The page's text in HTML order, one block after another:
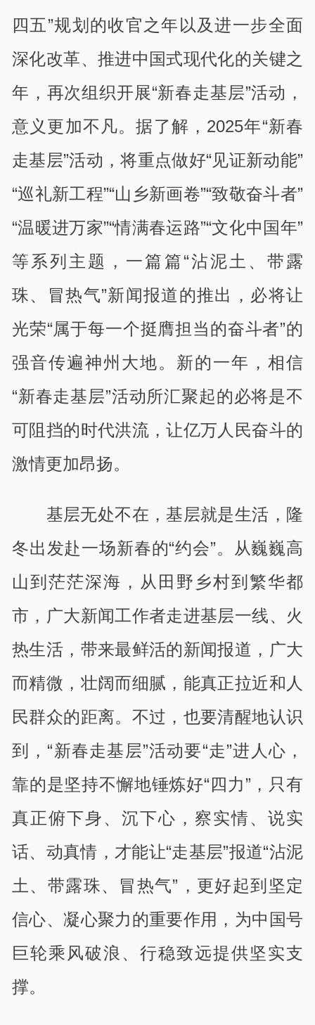
四五”规划的收官之年以及进一步全面
深化改革、推进中国式现代化的关键之
年，再次组织开展“新春走基层”活动，
意义更加不凡。据了解，2025年“新春
走基层”活动，将重点做好“见证新动能”
“巡礼新工程”“山乡新画卷”“致敬奋斗者”
“温暖进万家”“情满春运路”“文化中国年”
等系列主题，一篇篇“沾泥土、带露
珠、冒热气”新闻报道的推出，必将让
光荣“属于每一个挺膺担当的奋斗者”的
强音传遍神州大地。新的一年，相信
“新春走基层”活动所汇聚起的必将是不
可阻挡的时代洪流，让亿万人民奋斗的
激情更加昂扬。
基层无处不在，基层就是生活，隆
冬出发赴一场新春的“约会”。从巍巍高
山到茫茫深海，从田野乡村到繁华都
市，广大新闻工作者走进基层一线、火
热生活，带来最鲜活的新闻报道，广大
而精微，壮阔而细腻，能真正拉近和人
民群众的距离。不过，也要清醒地认识
到，“新春走基层”活动要“走”进人心，
靠的是坚持不懈地锤炼好“四力”，只有
真正俯下身、沉下心，察实情、说实
话、动真情，才能让“走基层”报道“沾泥
土、带露珠、冒热气”，更好起到坚定
信心、凝心聚力的重要作用，为中国号
巨轮乘风破浪、行稳致远提供坚实支
撑。